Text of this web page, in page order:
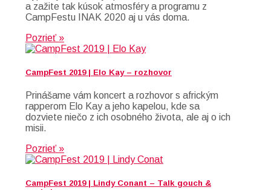
a zažite tak kúsok atmosféry a programu z
CampFestu INAK 2020 aj u vás doma.
Pozrieť »
CampFest 2019 | Elo Kay – rozhovor
Prinášame vám koncert a rozhovor s africkým
rapperom Elo Kay a jeho kapelou, kde sa
dozviete niečo z ich osobného života, ale aj o ich
misii.
Pozrieť »
CampFest 2019 | Lindy Conant – Talk gouch &